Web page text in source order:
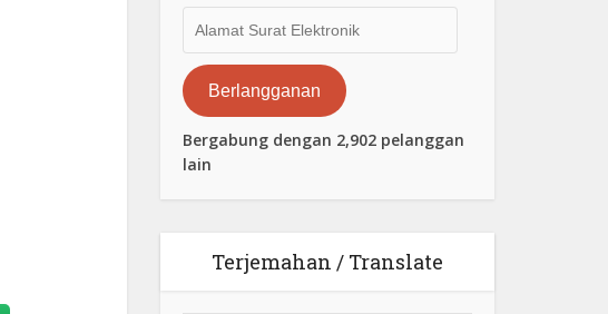
Surat
Elektronik
Berlangganan
Bergabung dengan 2,902 pelanggan
lain
Terjemahan / Translate